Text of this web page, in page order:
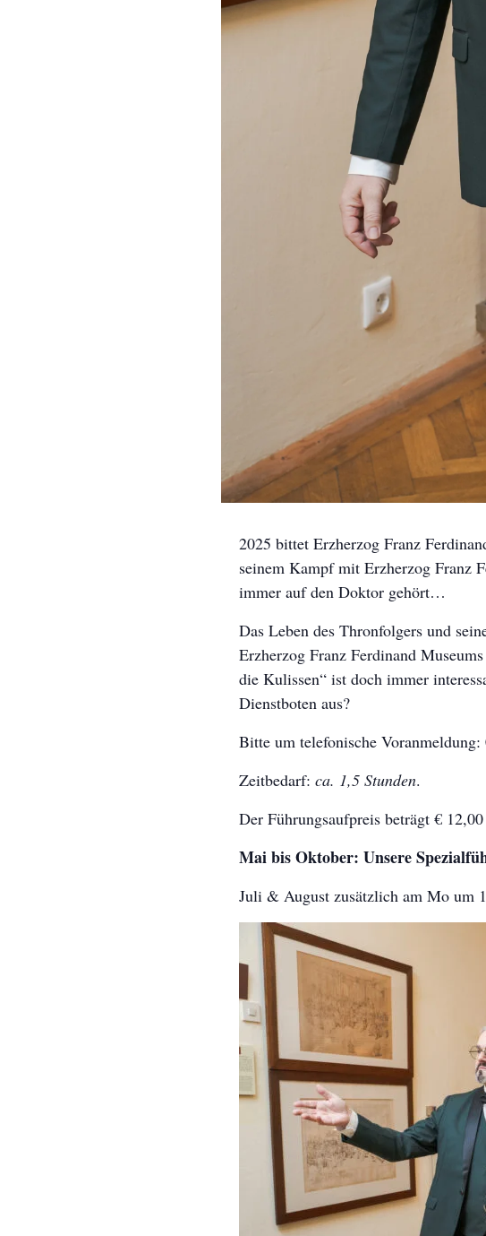
2025 bittet Erzherzog Franz
seinem Kampf mit Erzherzog Franz
immer auf den Doktor gehört…
Das Leben des Thronfolgers und
Erzherzog Franz Ferdinand
die Kulissen“ ist doch immer
Dienstboten aus?
Bitte um telefonische Voranmeldung:
Zeitbedarf: ca. 1,5 Stunden.
Der Führungsaufpreis beträgt €
Mai bis Oktober: Unsere
Juli & August zusätzlich am Mo um